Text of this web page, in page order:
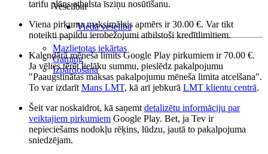
Veselībai
Viedā veselība
Mazlietotas iekārtas
Gaming
Izpārdošana
tarifu plāns atbalsta īsziņu nosūtīšanu.
Viena pirkuma maksimālais apmērs ir 30.00 €. Var tikt
noteikti papildu ierobežojumi atbilstoši kredītlimitiem.
Kalendārā mēneša limits Google Play pirkumiem ir 70.00 €.
Ja vēlies tērēt lielāku summu, pieslēdz pakalpojumu
"Paaugstinātas maksas pakalpojumu mēneša limita atcelšana".
To var izdarīt Mans LMT, kā arī jebkurā LMT klientu centrā.
Šeit var noskaidrot, kā saņemt detalizētu informāciju par
veiktajiem pirkumiem Google Play. Bet, ja Tev ir
nepieciešams nodokļu rēķins, lūdzu, jautā to pakalpojuma
sniedzējam.